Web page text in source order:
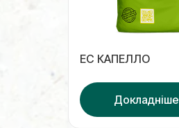
ЕС КАПЕЛЛО
Докладніше